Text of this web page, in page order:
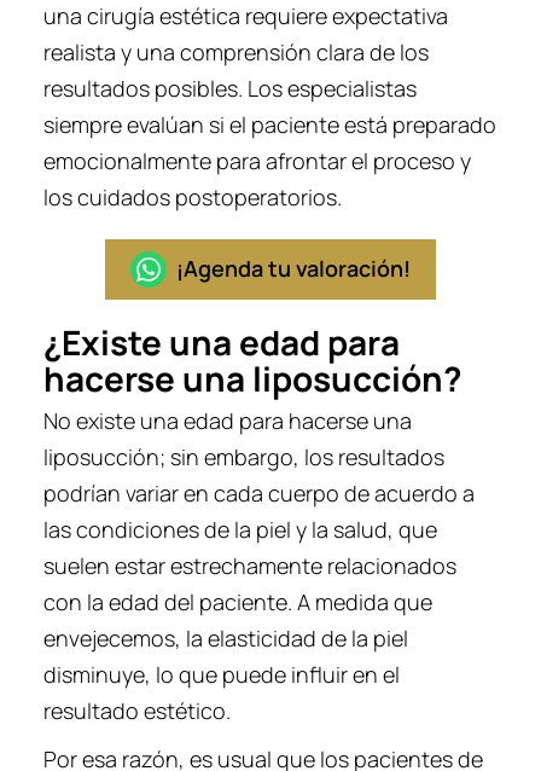
una cirugía estética requiere expectativa
realista y una comprensión clara de los
resultados posibles. Los especialistas
siempre evalúan si el paciente está preparado
emocionalmente para afrontar el proceso y
los cuidados postoperatorios.
¡Agenda tu valoración!
¿Existe una edad para
hacerse una liposucción?
No existe una edad para hacerse una
liposucción; sin embargo, los resultados
podrían variar en cada cuerpo de acuerdo a
las condiciones de la piel y la salud, que
suelen estar estrechamente relacionados
con la edad del paciente. A medida que
envejecemos, la elasticidad de la piel
disminuye, lo que puede influir en el
resultado estético.
Por esa razón, es usual que los pacientes de